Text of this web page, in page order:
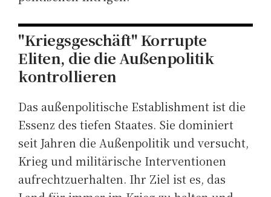
"Kriegsgeschäft" Korrupte
Eliten, die die Außenpolitik
kontrollieren
Das außenpolitische Establishment ist die
Essenz des tiefen Staates. Sie dominiert
seit Jahren die Außenpolitik und versucht,
Krieg und militärische Interventionen
aufrechtzuerhalten. Ihr Ziel ist es, das